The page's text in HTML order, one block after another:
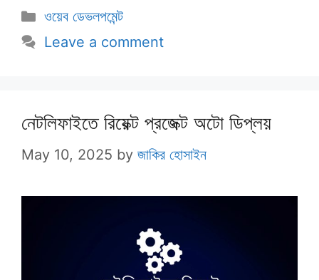
Categories
ওয়েব ডেভলপমেন্ট
Leave a comment
নেটলিফাইতে রিয়েক্ট প্রজেক্ট অটো ডিপ্লয়
May 10, 2025 by জাকির হোসাইন